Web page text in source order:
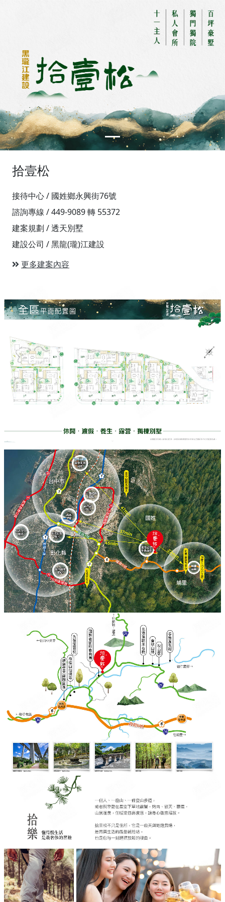
拾壹松
接待中心 / 國姓鄉永興街76號
諮詢專線 / 449-9089 轉 55372
建案規劃 / 透天別墅
建設公司 / 黑龍(瓏)江建設
更多建案內容